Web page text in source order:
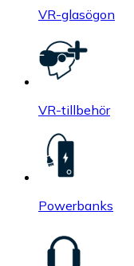
VR-glasögon
VR-tillbehör
Powerbanks